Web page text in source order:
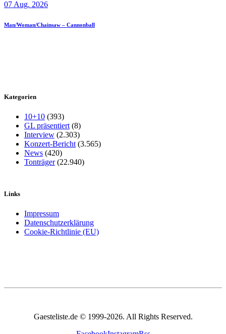
07 Aug. 2026
Man/Woman/Chainsaw – Cannonball
Kategorien
10+10 (393)
GL präsentiert (8)
Interview (2.303)
Konzert-Bericht (3.565)
News (420)
Tonträger(22.940)
Links
Impressum
Datenschutzerklärung
Cookie-Richtlinie (EU)
Gaesteliste.de © 1999-2026. All Rights Reserved.